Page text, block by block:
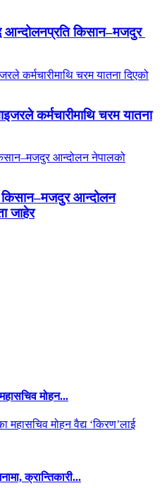
आन्दोलनप्रति किसान–मजदुर
कर्मचारीमाथि चरम यातना
किसान–मजदुर आन्दोलन
जाहेर
मोहन...
क्रान्तिकारी...